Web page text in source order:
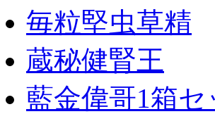
毎粒堅虫草精
蔵秘健腎王
藍金偉哥1箱セ